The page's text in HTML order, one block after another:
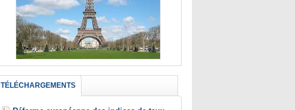
TÉLÉCHARGEMENTS